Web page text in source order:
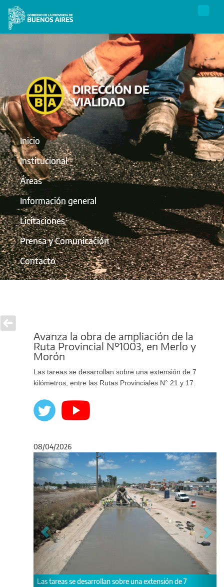
Inicio
Institucional
Áreas
Información general
Licitaciones
Prensa y Comunicación
Contacto
Avanza la obra de ampliación de la
Ruta Provincial Nº1003, en Merlo y
Morón
Las tareas se desarrollan sobre una extensión de 7
kilómetros, entre las Rutas Provinciales N° 21 y 17.
08/04/2026
sobre una extensión de 7
Avanza la obra de ampliación de
Anterior